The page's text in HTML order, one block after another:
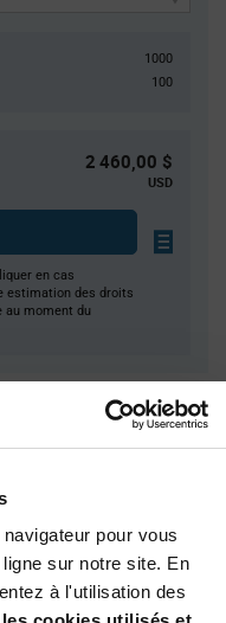
pour vous
sur notre site. En
à l'utilisation des
1000
100
2 460,00 $
USD
en cas
estimation des droits
au moment du